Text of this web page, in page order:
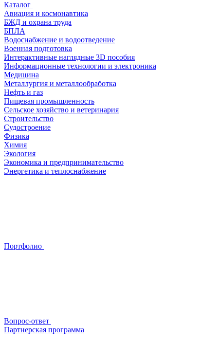
Каталог
Авиация и космонавтика
БЖД и охрана труда
БПЛА
Водоснабжение и водоотведение
Военная подготовка
Интерактивные наглядные 3D пособия
Информационные технологии и электроника
Медицина
Металлургия и металлообработка
Нефть и газ
Пищевая промышленность
Сельское хозяйство и ветеринария
Строительство
Судостроение
Физика
Химия
Экология
Экономика и предпринимательство
Энергетика и теплоснабжение
Портфолио
Вопрос-ответ
Партнерская программа